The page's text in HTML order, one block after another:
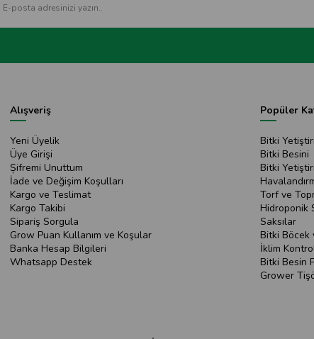
Alışveriş
Yeni Üyelik
Üye Girişi
Șifremi Unuttum
İade ve Değişim Koşulları
Kargo ve Teslimat
Kargo Takibi
Sipariş Sorgula
Grow Puan Kullanım ve Koşular
Banka Hesap Bilgileri
Whatsapp Destek
Popüler
Bitki
Bitki Besini
Bitki
Torf ve
Hidroponik
Saksılar
Bitki Böcek
İklim
Bitki Besin
Grower